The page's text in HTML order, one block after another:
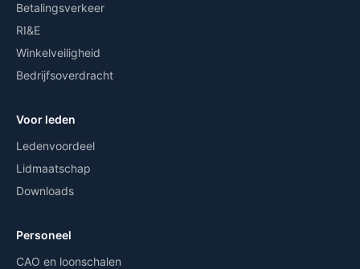
Betalingsverkeer
RI&E
Winkelveiligheid
Bedrijfsoverdracht
Voor leden
Ledenvoordeel
Lidmaatschap
Downloads
Personeel
CAO en loonschalen